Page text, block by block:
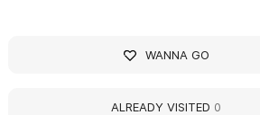
WANNA GO
ALREADY VISITED 0